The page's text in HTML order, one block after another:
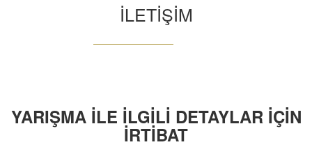
İLETİŞİM
YARIŞMA İLE İLGİLİ DETAYLAR İÇİN
İRTİBAT